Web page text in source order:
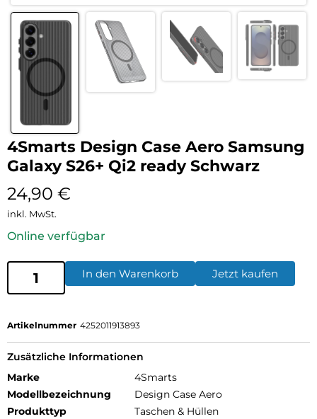
4Smarts Design Case Aero Samsung
Galaxy S26+ Qi2 ready Schwarz
24,90 €
inkl. MwSt.
Online verfügbar
In den Warenkorb Jetzt kaufen
Artikelnummer 4252011913893
Zusätzliche Informationen
Marke
4Smarts
Modellbezeichnung
Design Case Aero
Produkttyp
Taschen & Hüllen